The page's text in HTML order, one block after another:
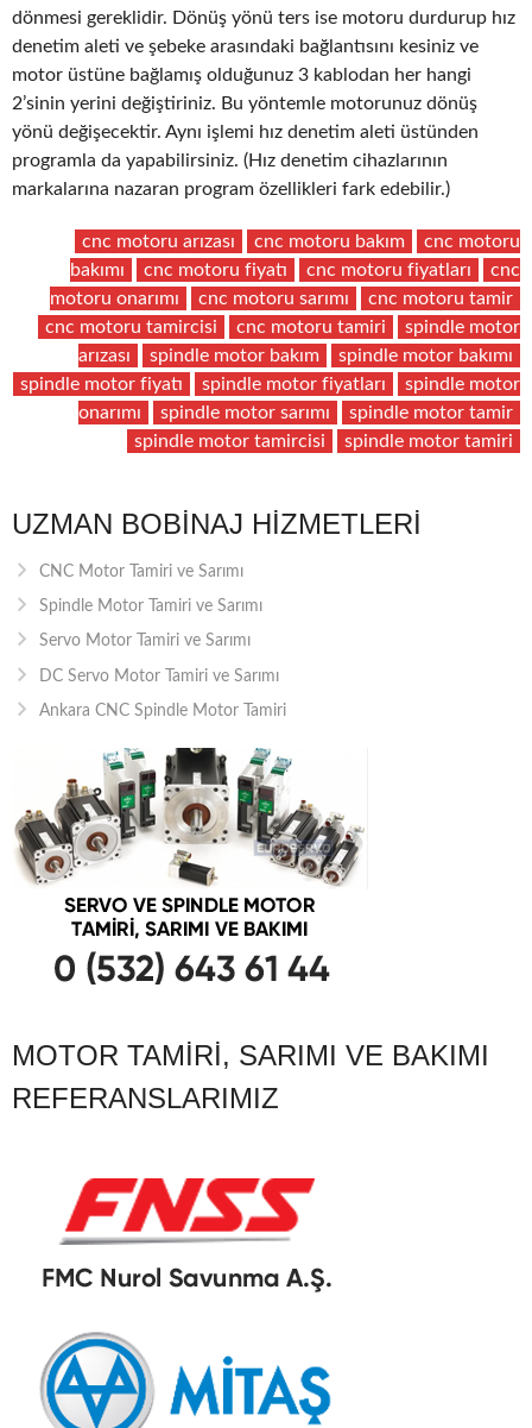
dönmesi gereklidir. Dönüş yönü ters ise motoru durdurup hız
denetim aleti ve şebeke arasındaki bağlantısını kesiniz ve
motor üstüne bağlamış olduğunuz 3 kablodan her hangi
2’sinin yerini değiştiriniz. Bu yöntemle motorunuz dönüş
yönü değişecektir. Aynı işlemi hız denetim aleti üstünden
programla da yapabilirsiniz. (Hız denetim cihazlarının
markalarına nazaran program özellikleri fark edebilir.)
cnc motoru arızası cnc motoru bakım
cnc motoru
bakımı
cnc motoru fiyatı cnc motoru fiyatları
cnc
motoru onarımı
cnc motoru sarımı
cnc motoru tamir
cnc motoru tamircisi
cnc motoru tamiri
spindle motor
arızası
spindle motor bakım
spindle motor bakımı
spindle motor fiyatı
spindle motor fiyatları
spindle motor
onarımı
spindle motor sarımı
spindle motor tamir
spindle motor tamircisi
spindle motor tamiri
UZMAN BOBINAJ HIZMETLERI
CNC Motor Tamiri ve Sarımı
Spindle Motor Tamiri ve Sarımı
Servo Motor Tamiri ve Sarımı
DC Servo Motor Tamiri ve Sarımı
Ankara CNC Spindle Motor Tamiri
MOTOR TAMIRI, SARIMI VE BAKIMI
REFERANSLARIMIZ